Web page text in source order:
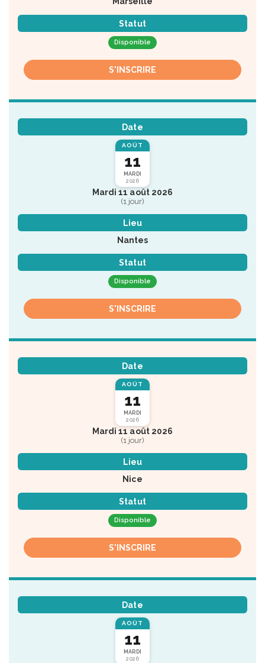
Statut
Disponible
S'INSCRIRE
Date
AOÛT
11
MARDI
2026
Mardi 11 août 2026
(1 jour)
Lieu
Nantes
Statut
Disponible
S'INSCRIRE
Date
AOÛT
11
MARDI
2026
Mardi 11 août 2026
(1 jour)
Lieu
Nice
Statut
Disponible
S'INSCRIRE
Date
AOÛT
11
MARDI
2026